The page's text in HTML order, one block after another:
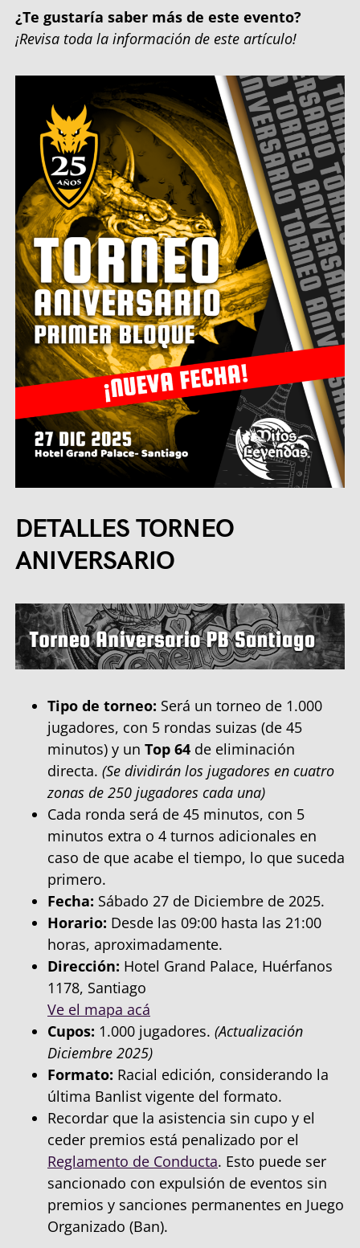
¿Te gustaría saber más de este evento?
¡Revisa toda la información de este artículo!
DETALLES TORNEO
ANIVERSARIO
Tipo de torneo: Será un torneo de 1.000
jugadores, con 5 rondas suizas (de 45
minutos) y un Top 64 de eliminación
directa. (Se dividirán los jugadores en cuatro
zonas de 250 jugadores cada una)
Cada ronda será de 45 minutos, con 5
minutos extra o 4 turnos adicionales en
caso de que acabe el tiempo, lo que suceda
primero.
Fecha: Sábado 27 de Diciembre de 2025.
Horario: Desde las 09:00 hasta las 21:00
horas, aproximadamente.
Dirección: Hotel Grand Palace, Huérfanos
1178, Santiago
Ve el mapa acá
Cupos: 1.000 jugadores. (Actualización
Diciembre 2025)
Formato: Racial edición, considerando la
última Banlist vigente del formato.
Recordar que la asistencia sin cupo y el
ceder premios está penalizado por el
Reglamento de Conducta. Esto puede ser
sancionado con expulsión de eventos sin
premios y sanciones permanentes en Juego
Organizado (Ban).